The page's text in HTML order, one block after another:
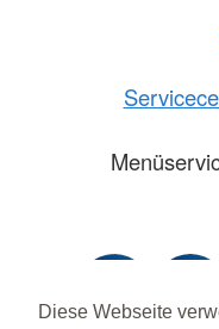
Diese Webseite